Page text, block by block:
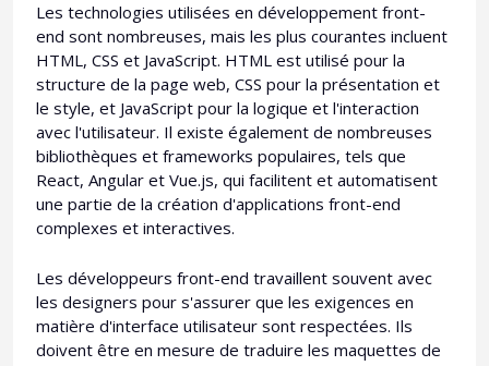
Les technologies utilisées en développement front-
end sont nombreuses, mais les plus courantes incluent
HTML, CSS et JavaScript. HTML est utilisé pour la
structure de la page web, CSS pour la présentation et
le style, et JavaScript pour la logique et l'interaction
avec l'utilisateur. Il existe également de nombreuses
bibliothèques et frameworks populaires, tels que
React, Angular et Vue.js, qui facilitent et automatisent
une partie de la création d'applications front-end
complexes et interactives.
Les développeurs front-end travaillent souvent avec
les designers pour s'assurer que les exigences en
matière d'interface utilisateur sont respectées. Ils
doivent être en mesure de traduire les maquettes de